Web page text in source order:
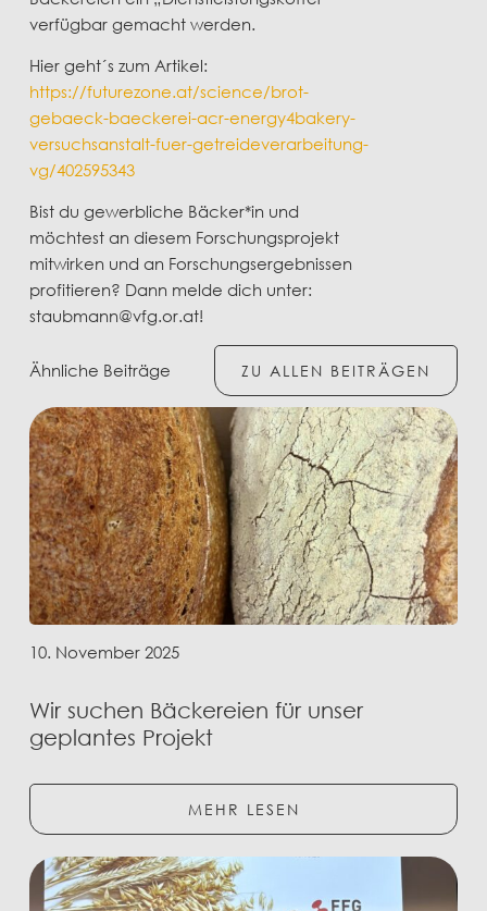
verfügbar gemacht werden.
Hier geht´s zum Artikel:
https://futurezone.at/science/brot-
gebaeck-baeckerei-acr-energy4bakery-
versuchsanstalt-fuer-getreideverarbeitung-
vg/402595343
Bist du gewerbliche Bäcker*in und
möchtest an diesem Forschungsprojekt
mitwirken und an Forschungsergebnissen
profitieren? Dann melde dich unter:
staubmann@vfg.or.at!
Ähnliche Beiträge ZU ALLEN BEITRÄGEN
10. November 2025
Wir suchen Bäckereien für unser
geplantes Projekt
MEHR LESEN